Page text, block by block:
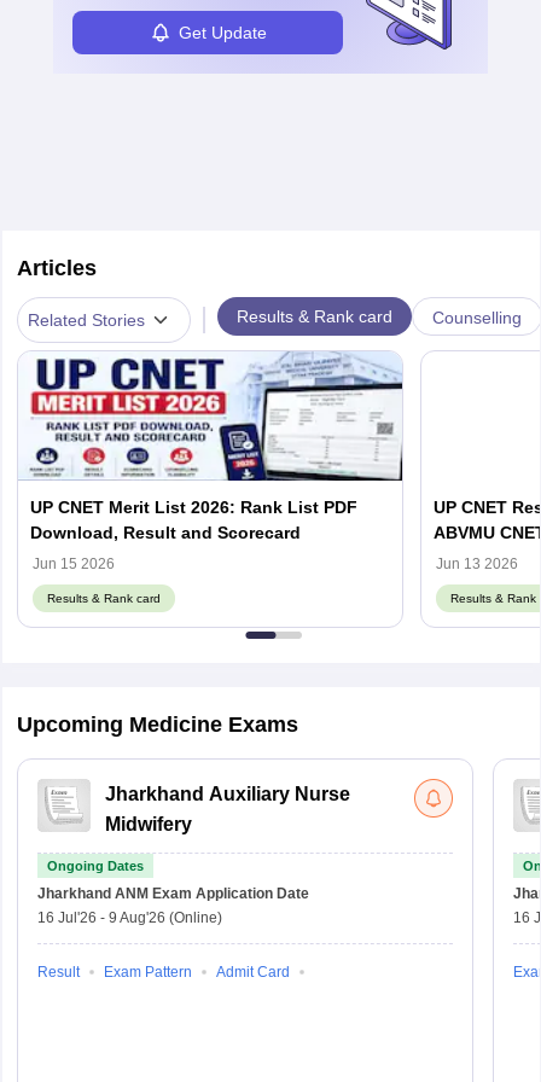
Get Update
Articles
Related Stories | Results & Rank card Counselling
UP CNET Merit List 2026: Rank List PDF
Download, Result and Scorecard
Jun 15 2026
Results & Rank card
UP CNET
ABVMU
Jun 13 2026
Results & Rank
Upcoming Medicine Exams
Jharkhand Auxiliary Nurse
Midwifery
Ongoing Dates
Jharkhand ANM Exam Application Date
16 Jul'26 - 9 Aug'26 (Online)
Result Exam Pattern Admit Card
16